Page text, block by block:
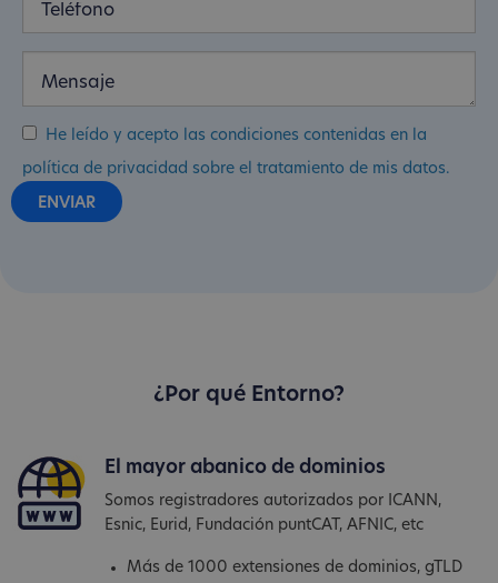
He leído y acepto las condiciones contenidas en la
política de privacidad sobre el tratamiento de mis datos.
¿Por qué Entorno?
El mayor abanico de dominios
Somos registradores autorizados por ICANN,
Esnic, Eurid, Fundación puntCAT, AFNIC, etc
Más de 1000 extensiones de dominios, gTLD